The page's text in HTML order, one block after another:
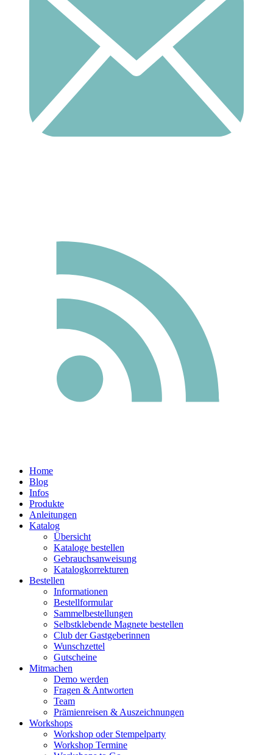
Home
Blog
Infos
Produkte
Anleitungen
Katalog
Übersicht
Kataloge bestellen
Gebrauchsanweisung
Katalogkorrekturen
Bestellen
Informationen
Bestellformular
Sammelbestellungen
Selbstklebende Magnete bestellen
Club der Gastgeberinnen
Wunschzettel
Gutscheine
Mitmachen
Demo werden
Fragen & Antworten
Team
Prämienreisen & Auszeichnungen
Workshops
Workshop oder Stempelparty
Workshop Termine